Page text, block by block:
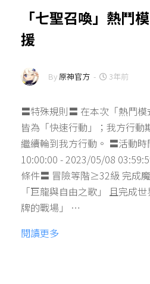
「七聖召喚」熱鬥
援
By原神官方 - 3年前
〓特殊規則〓 在本次「熱鬥模
皆為「快速行動」；我方行動
繼續輪到我方行動。 〓活動
10:00:00 - 2023/05/08
條件〓 冒險等階≥32級 完成
「巨龍與自由之歌」 且完成
牌的戰場」 …
閱讀更多